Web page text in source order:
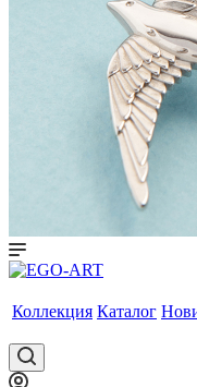
Коллекция Каталог